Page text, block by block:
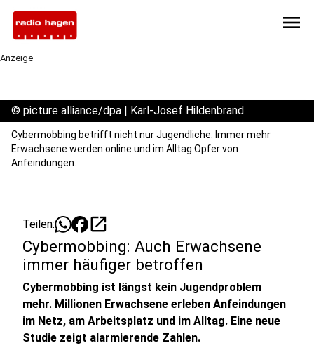
menu
Anzeige
© picture alliance/dpa | Karl-Josef Hildenbrand
Cybermobbing betrifft nicht nur Jugendliche: Immer mehr
Erwachsene werden online und im Alltag Opfer von
Anfeindungen.
Teilen: open_in_new
Cybermobbing: Auch Erwachsene
immer häufiger betroffen
Cybermobbing ist längst kein Jugendproblem
mehr. Millionen Erwachsene erleben Anfeindungen
im Netz, am Arbeitsplatz und im Alltag. Eine neue
Studie zeigt alarmierende Zahlen.